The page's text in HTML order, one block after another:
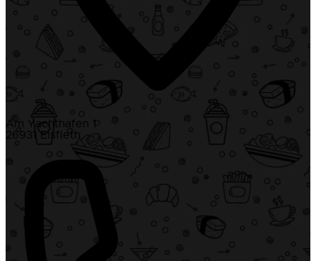
Am Yachthafen 1
26931 Elsfleth